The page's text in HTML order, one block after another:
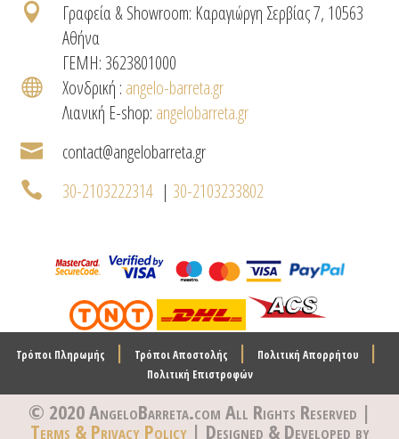

Γραφεία & Showroom: Καραγιώργη Σερβίας 7, 10563
Αθήνα
ΓΕΜΗ: 3623801000
 Χονδρική : angelo-barreta.gr
Λιανική E-shop: angelobarreta.gr
 contact@angelobarreta.gr
 30-2103222314| 30-2103233802
Τρόποι Πληρωμής | Τρόποι Αποστολής | Πολιτική Απορρήτου |
Πολιτική Επιστροφών
© 2020 AngeloBarreta.com All Rights Reserved |
Terms & Privacy Policy | Designed & Developed by